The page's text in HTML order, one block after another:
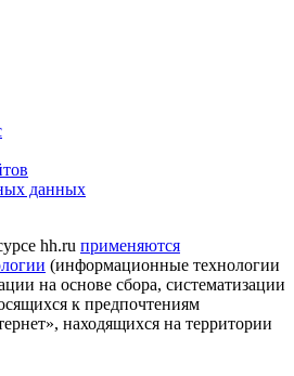
данных
hh.ru применяются
(информационные технологии
на основе сбора, систематизации
к предпочтениям
находящихся на территории